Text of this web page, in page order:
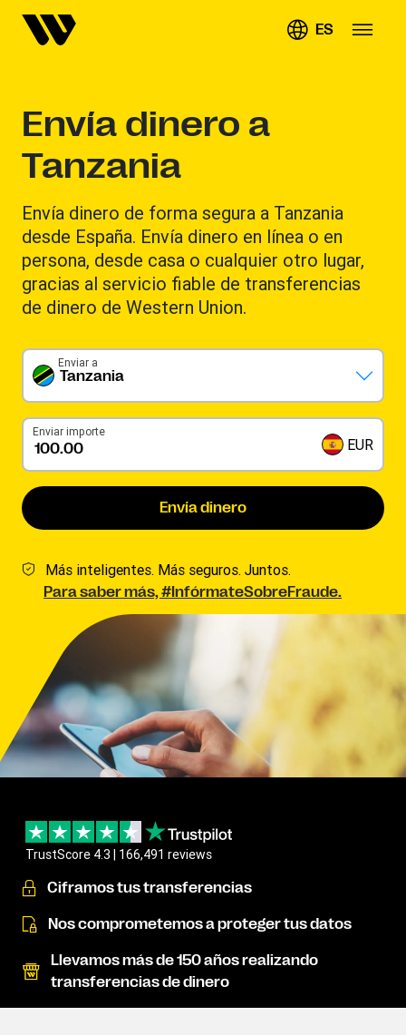
ES
Envía dinero a
Tanzania
Envía dinero de forma segura a Tanzania
desde España. Envía dinero en línea o en
persona, desde casa o cualquier otro lugar,
gracias al servicio fiable de transferencias
de dinero de Western Union.
Tanzania
Enviar a
Enviar importe
EUR
Envía dinero
Más inteligentes. Más seguros. Juntos.
Para saber más, #InfórmateSobreFraude.
TrustScore 4.3 | 166,491 reviews
Ciframos tus transferencias
Nos comprometemos a proteger tus datos
Llevamos más de 150 años realizando
transferencias de dinero